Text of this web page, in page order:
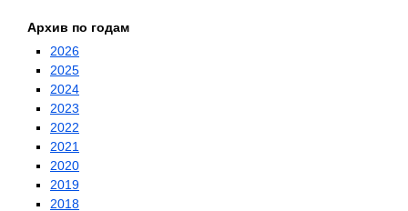
Архив по годам
2026
2025
2024
2023
2022
2021
2020
2019
2018